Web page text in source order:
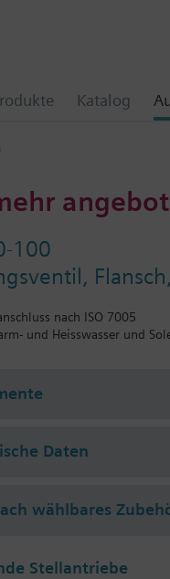
Katalog
100
nach ISO 7005
und Heisswasser und
Daten
wählbares
Stellantriebe